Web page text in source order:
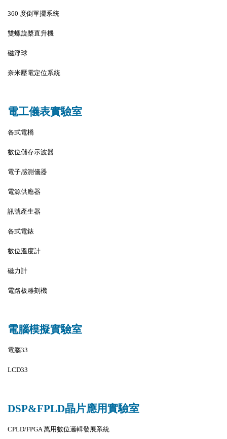
360 度倒單擺系統
雙螺旋槳直升機
磁浮球
奈米壓電定位系統
電工儀表實驗室
各式電橋
數位儲存示波器
電子感測儀器
電源供應器
訊號產生器
各式電錶
數位溫度計
磁力計
電路板雕刻機
電腦模擬實驗室
電腦33
LCD33
DSP&FPLD晶片應用實驗室
CPLD/FPGA 萬用數位邏輯發展系統